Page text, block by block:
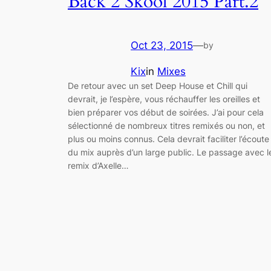
Oct 23, 2015—by
Kixin Mixes
De retour avec un set Deep House et Chill qui
devrait, je l’espère, vous réchauffer les oreilles et
bien préparer vos début de soirées. J’ai pour cela
sélectionné de nombreux titres remixés ou non, et
plus ou moins connus. Cela devrait faciliter l’écoute
du mix auprès d’un large public. Le passage avec
remix d’Axelle…